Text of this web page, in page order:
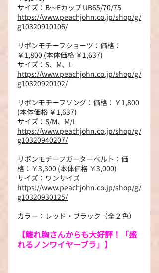
サイズ：B～Eカップ UB65/70/75
https://www.peachjohn.co.jp/shop/g/
g10320910106/
リボンモチーフショーツ：価格：
￥1,800 (本体価格 ￥1,637)
サイズ：S、M、L
https://www.peachjohn.co.jp/shop/g/
g10320920102/
リボンモチーフソング：価格：￥1,800
(本体価格 ￥1,637)
サイズ：S/M、M/L
https://www.peachjohn.co.jp/shop/g/
g10320940207/
リボンモチーフガーターベルト：価
格：￥3,300 (本体価格 ￥3,000)
サイズ：ワンサイズ
https://www.peachjohn.co.jp/shop/g/
g10320930125/
カラー：レッド・ブラック（全２色）
【離れ胸さんからも大好評！「盛
れるノンワイヤーブラ」】